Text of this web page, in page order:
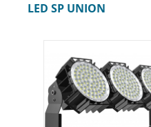
LED SP UNION